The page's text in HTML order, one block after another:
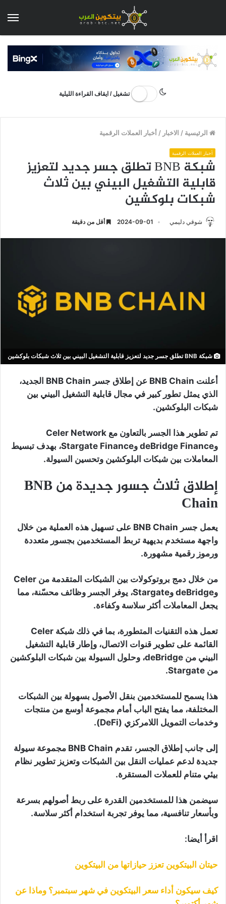
تشغيل / ايقاف القراءة الليلية
الرئيسية / الاخبار /أخبار العملات الرقمية
أخبار العملات الرقمية
شبكة BNB تطلق جسر جديد لتعزيز
قابلية التشغيل البيني بين ثلاث
شبكات بلوكشين
شوقي دليمي 2024-09-01 أقل من دقيقة
شبكة BNB تطلق جسر جديد لتعزيز قابلية التشغيل البيني بين ثلاث شبكات بلوكشين
أعلنت BNB Chain عن إطلاق جسر BNB Chain الجديد،
الذي يمثل تطور كبير في مجال قابلية التشغيل البيني بين
شبكات البلوكشين.
تم تطوير هذا الجسر بالتعاون مع Celer Network
وdeBridge Finance وStargate Finance، بهدف تبسيط
المعاملات بين شبكات البلوكشين وتحسين السيولة.
إطلاق ثلاث جسور جديدة من BNB
Chain
يعمل جسر BNB Chain على تسهيل هذه العملية من خلال
واجهة مستخدم بديهية تربط المستخدمين بجسور متعددة
ورموز رقمية مشهورة.
من خلال دمج بروتوكولات بين الشبكات المتقدمة من Celer
وdeBridge وStargate، يوفر الجسر وظائف محسّنة، مما
يجعل المعاملات أكثر سلاسة وكفاءة.
تعمل هذه التقنيات المتطورة، بما في ذلك شبكة Celer
القائمة على تطوير قنوات الاتصال، وإطار قابلية التشغيل
البيني من deBridge، وحلول السيولة بين شبكات البلوكشين
من Stargate.
هذا يسمح للمستخدمين بنقل الأصول بسهولة بين الشبكات
المختلفة، مما يفتح الباب أمام مجموعة أوسع من منتجات
وخدمات التمويل اللامركزي (DeFi).
إلى جانب إطلاق الجسر، تقدم BNB Chain مجموعة سيولة
جديدة لدعم عمليات النقل بين الشبكات وتعزيز تطوير نظام
بيئي متنام للعملات المستقرة.
سيضمن هذا للمستخدمين القدرة على ربط أصولهم بسرعة
وبأسعار تنافسية، مما يوفر تجربة استخدام أكثر سلاسة.
اقرأ أيضا:
حيتان البيتكوين تعزز حيازاتها من البيتكوين
كيف سيكون أداء سعر البيتكوين في شهر سبتمبر؟ وماذا عن